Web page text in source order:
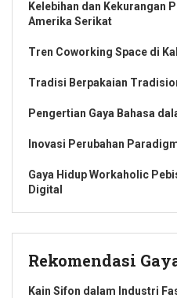
Kelebihan dan Kekurangan
Amerika Serikat
Tren Coworking Space di
Tradisi Berpakaian
Pengertian Gaya Bahasa
Inovasi Perubahan
Gaya Hidup Workaholic
Digital
Rekomendasi
Kain Sifon dalam Industri